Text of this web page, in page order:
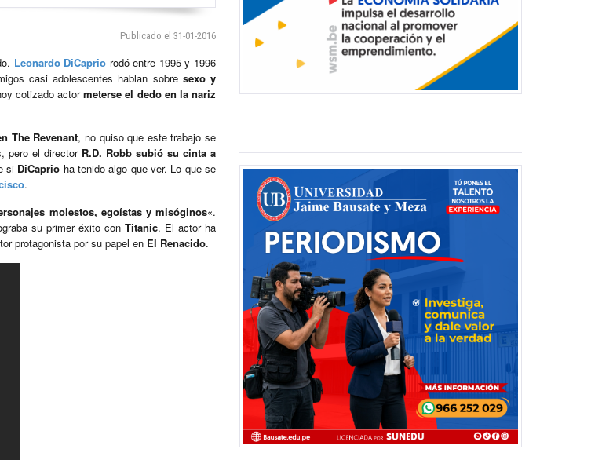
Publicado el 31-01-2016
Leonardo DiCaprio rodó entre 1995 y 1996
casi adolescentes hablan sobre sexo y
cotizado actormeterse el dedo en la nariz
The Revenant, no quiso que este trabajo se
pero el director R.D. Robb subió su cinta a
si DiCaprio ha tenido algo que ver. Lo que se
.
molestos, egoístas y misóginos«.
su primer éxito con Titanic. El actor ha
protagonista por su papel en El Renacido.